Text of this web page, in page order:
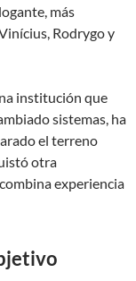
más
Rodrygo y
institución que
sistemas, ha
el terreno
otra
experiencia